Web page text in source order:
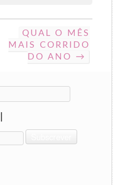
QUAL O MÊS
MAIS CORRIDO
DO ANO →